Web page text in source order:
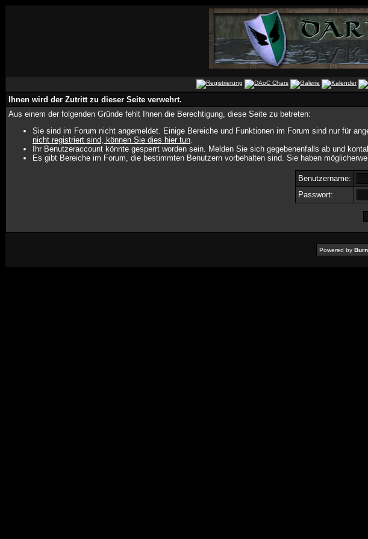
Ihnen wird der Zutritt zu dieser Seite verwehrt.
Aus einem der folgenden Gründe fehlt Ihnen die Berechtigung, diese Seite zu betreten:
Sie sind im Forum nicht angemeldet. Einige Bereiche und Funktionen im Forum sind nur für
nicht registriert sind, können Sie dies hier tun.
Ihr Benutzeraccount könnte gesperrt worden sein. Melden Sie sich gegebenenfalls ab und
Es gibt Bereiche im Forum, die bestimmten Benutzern vorbehalten sind. Sie haben
Benutzername:
Passwort:
Powered by